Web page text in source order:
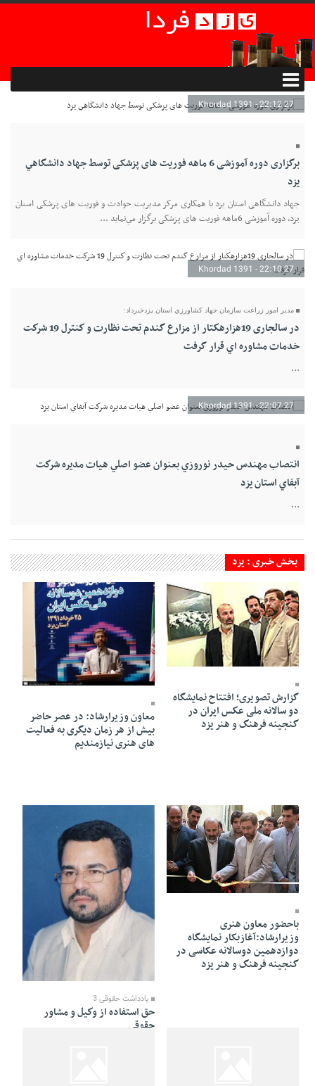
27 Khordad 1391 - 22:12
برگزاری دوره آموزشی 6 ماهه فوریت های پزشکی توسط جهاد دانشگاهي
يزد
جهاد دانشگاهی استان یزد با همکاری مرکز مدیریت حوادث و فوریت های پزشکی استان
یزد، دوره آموزشی 6ماهه فوریت های پزشکی برگزار مي‌نمايد ...
27 Khordad 1391 - 22:10
مدير امور زراعت سازمان جهاد كشاورزي استان يزدخبرداد:
در سالجاری 19هزارهكتار از مزارع گندم تحت نظارت و كنترل 19 شركت
خدمات مشاوره اي قرار گرفت
...
27 Khordad 1391 - 22:07
انتصاب مهندس حيدر نوروزي بعنوان عضو اصلي هيات مديره شركت
آبفاي استان يزد
...
بخش خبری : یزد
27 Khordad 1391 - 12:44
گزارش تصویری؛ افتتاح نمایشگاه
دو سالانه ملی عكس ایران در
گنجینه فرهنگ و هنر یزد
27 Khordad 1391 - 01:32
معاون وزیرارشاد: در عصر حاضر
بیش از هر زمان دیگری به فعالیت
های هنری نیازمندیم
27 Khordad 1391 - 01:31
باحضور معاون هنری
وزیرارشاد:آغازبکار نمایشگاه
دوازدهمین دوسالانه عکاسی در
گنجینه فرهنگ و هنر یزد
یادداشت حقوقی 3
حق استفاده از وكيل و مشاور
حقوقي